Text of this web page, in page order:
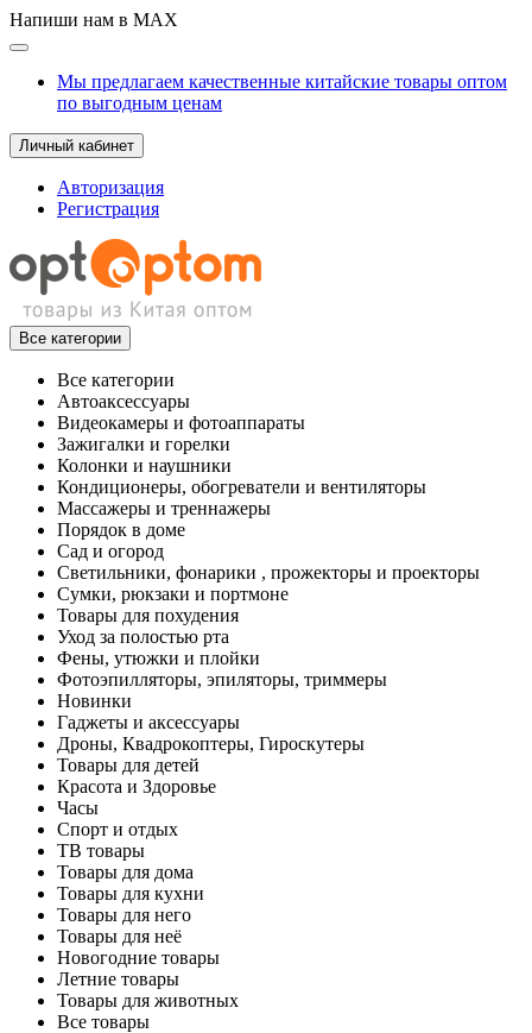
Напиши нам в MAX
Мы предлагаем качественные китайские товары оптом
по выгодным ценам
Личный кабинет
Авторизация
Регистрация
Все категории
Все категории
Автоаксессуары
Видеокамеры и фотоаппараты
Зажигалки и горелки
Колонки и наушники
Кондиционеры, обогреватели и вентиляторы
Массажеры и треннажеры
Порядок в доме
Сад и огород
Светильники, фонарики , прожекторы и проекторы
Сумки, рюкзаки и портмоне
Товары для похудения
Уход за полостью рта
Фены, утюжки и плойки
Фотоэпилляторы, эпиляторы, триммеры
Новинки
Гаджеты и аксессуары
Дроны, Квадрокоптеры, Гироскутеры
Товары для детей
Красота и Здоровье
Часы
Спорт и отдых
ТВ товары
Товары для дома
Товары для кухни
Товары для него
Товары для неё
Новогодние товары
Летние товары
Товары для животных
Все товары